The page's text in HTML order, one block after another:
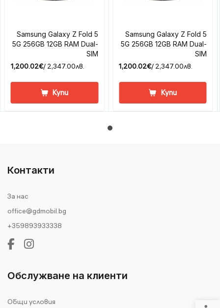
Samsung Galaxy Z Fold 5
5G 256GB 12GB RAM Dual-
SIM
1,200.02€/ 2,347.00лв.
Купи
Samsung Galaxy Z Fold 5
5G 256GB 12GB RAM Dual-
SIM
1,200.02€/ 2,347.00лв.
Купи
Контакти
За нас
office@gdmobil.bg
+359893933338
Обслужване на клиенти
Общи условия